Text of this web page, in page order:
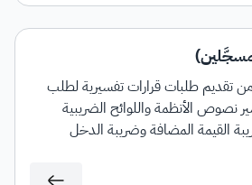
تقديم طلبات قرارات تفسيرية لطلب
نصوص الأنظمة واللوائح الضريبية
القيمة المضافة وضريبة الدخل
والضوابط المنصوص عليها في الدليل